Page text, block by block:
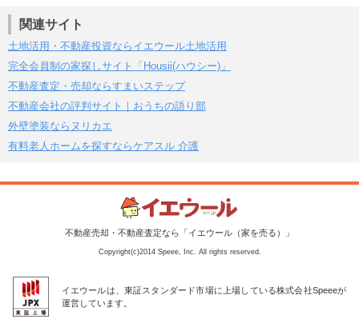
関連サイト
土地活用・不動産投資ならイエウール土地活用
完全会員制の家探しサイト「Housii(ハウシー)」
不動産査定・売却ならすまいステップ
不動産会社の評判サイト｜おうちの語り部
外壁塗装ならヌリカエ
有料老人ホームを探すならケアスル 介護
不動産売却・不動産査定なら「イエウール（家を売る）」
Copyright(c)2014 Speee, Inc. All rights reserved.
イエウールは、東証スタンダード市場に上場している株式会社Speeeが
運営しています。